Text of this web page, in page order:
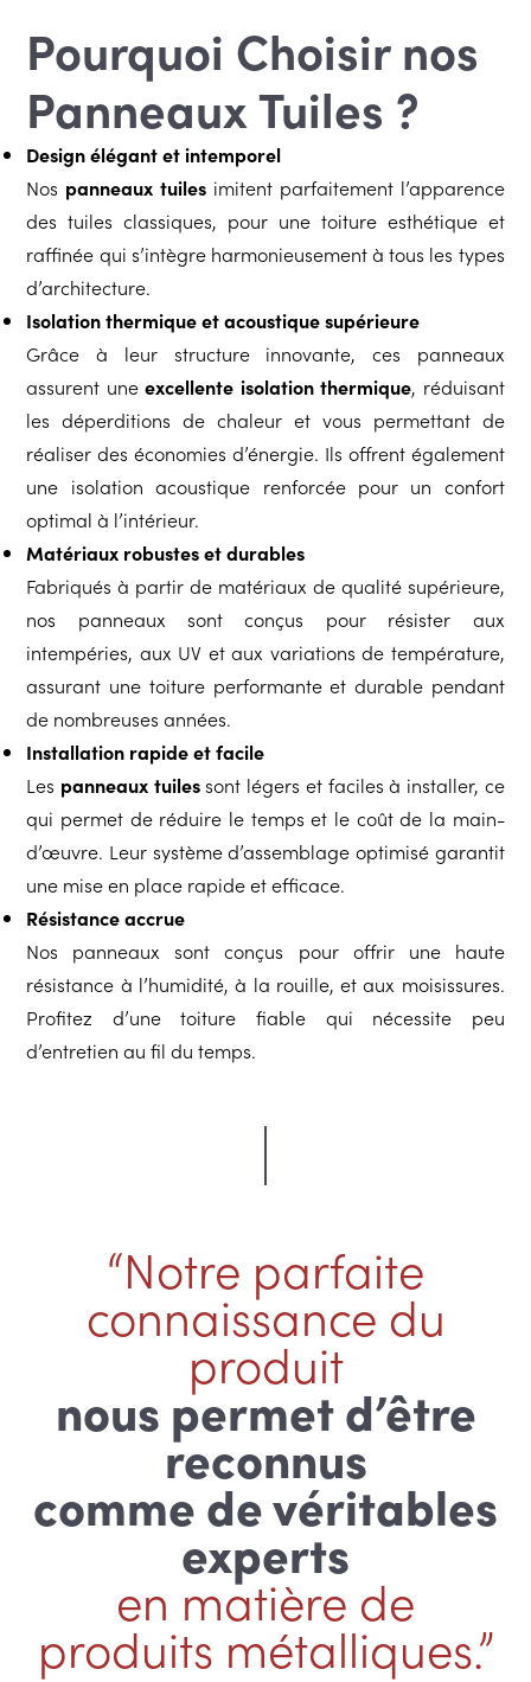
Pourquoi Choisir nos
Panneaux Tuiles ?
Design élégant et intemporel
Nos panneaux tuiles imitent parfaitement l’apparence
des tuiles classiques, pour une toiture esthétique et
raffinée qui s’intègre harmonieusement à tous les types
d’architecture.
Isolation thermique et acoustique supérieure
Grâce à leur structure innovante, ces panneaux
assurent uneexcellente isolation thermique, réduisant
les déperditions de chaleur et vous permettant de
réaliser des économies d’énergie. Ils offrent également
une isolation acoustique renforcée pour un confort
optimal à l’intérieur.
Matériaux robustes et durables
Fabriqués à partir de matériaux de qualité supérieure,
nos panneaux sont conçus pour résister aux
intempéries, aux UV et aux variations de température,
assurant une toiture performante et durable pendant
de nombreuses années.
Installation rapide et facile
Les panneaux tuilessont légers et faciles à installer, ce
qui permet de réduire le temps et le coût de la main-
d’œuvre. Leur système d’assemblage optimisé garantit
une mise en place rapide et efficace.
Résistance accrue
Nos panneaux sont conçus pour offrir une haute
résistance à l’humidité, à la rouille, et aux moisissures.
Profitez d’une toiture fiable qui nécessite peu
d’entretien au fil du temps.
“Notre parfaite
connaissance du
produit
nous permet d’être
reconnus
comme de véritables
experts
en matière de
produits métalliques.”